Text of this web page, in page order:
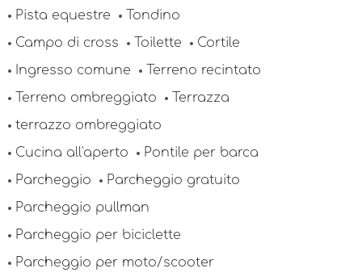
Pista equestre
Tondino
Campo di cross
Toilette
Cortile
Ingresso comune
Terreno recintato
Terreno ombreggiato
Terrazza
terrazzo ombreggiato
Cucina all'aperto
Pontile per barca
Parcheggio
Parcheggio gratuito
Parcheggio pullman
Parcheggio per biciclette
Parcheggio per moto/scooter